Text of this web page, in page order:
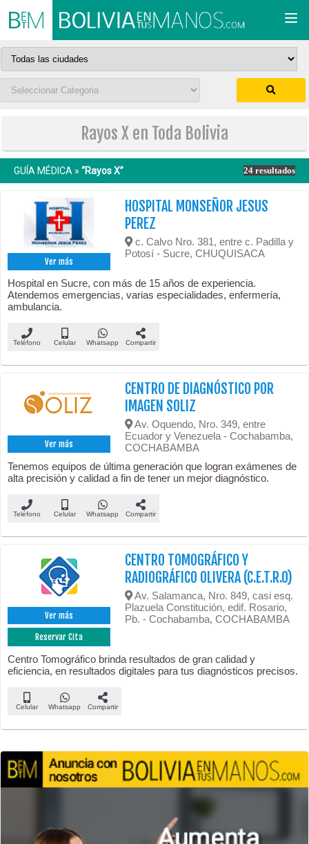
Rayos X en Toda Bolivia
GUÍA MÉDICA » “Rayos X” 24 resultados
Ver más
HOSPITAL MONSEÑOR JESUS
PEREZ
c. Calvo Nro. 381, entre c. Padilla y
Potosí - Sucre, CHUQUISACA
Hospital en Sucre, con más de 15 años de experiencia.
Atendemos emergencias, varias especialidades, enfermería,
ambulancia.
Teléfono Celular Whatsapp Compartir
Ver más
CENTRO DE DIAGNÓSTICO POR
IMAGEN SOLIZ
Av. Oquendo, Nro. 349, entre
Ecuador y Venezuela - Cochabamba,
COCHABAMBA
Tenemos equipos de última generación que logran exámenes de
alta precisión y calidad a fin de tener un mejor diagnóstico.
Teléfono Celular Whatsapp Compartir
Ver más
Reservar Cita
CENTRO TOMOGRÁFICO Y
RADIOGRÁFICO OLIVERA (C.E.T.R.O)
Av. Salamanca, Nro. 849, casi esq.
Plazuela Constitución, edif. Rosario,
Pb. - Cochabamba, COCHABAMBA
Centro Tomográfico brinda resultados de gran calidad y
eficiencia, en resultados digitales para tus diagnósticos precisos.
Celular Whatsapp Compartir